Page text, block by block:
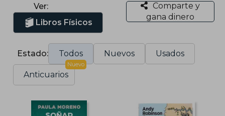
Ver:
Libros Físicos
Comparte y
gana dinero
Estado: Todos Nuevos Usados
Anticuarios
Nuevo